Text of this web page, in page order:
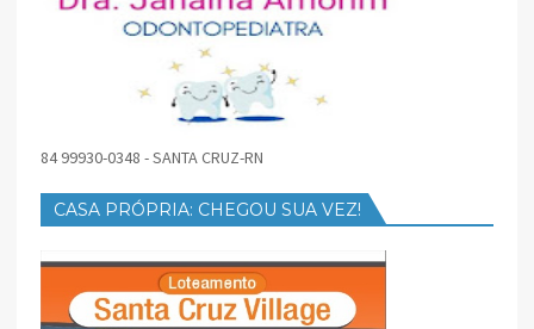
84 99930-0348 - SANTA CRUZ-RN
CASA PRÓPRIA: CHEGOU SUA VEZ!